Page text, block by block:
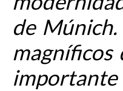
de
magníficos
importante